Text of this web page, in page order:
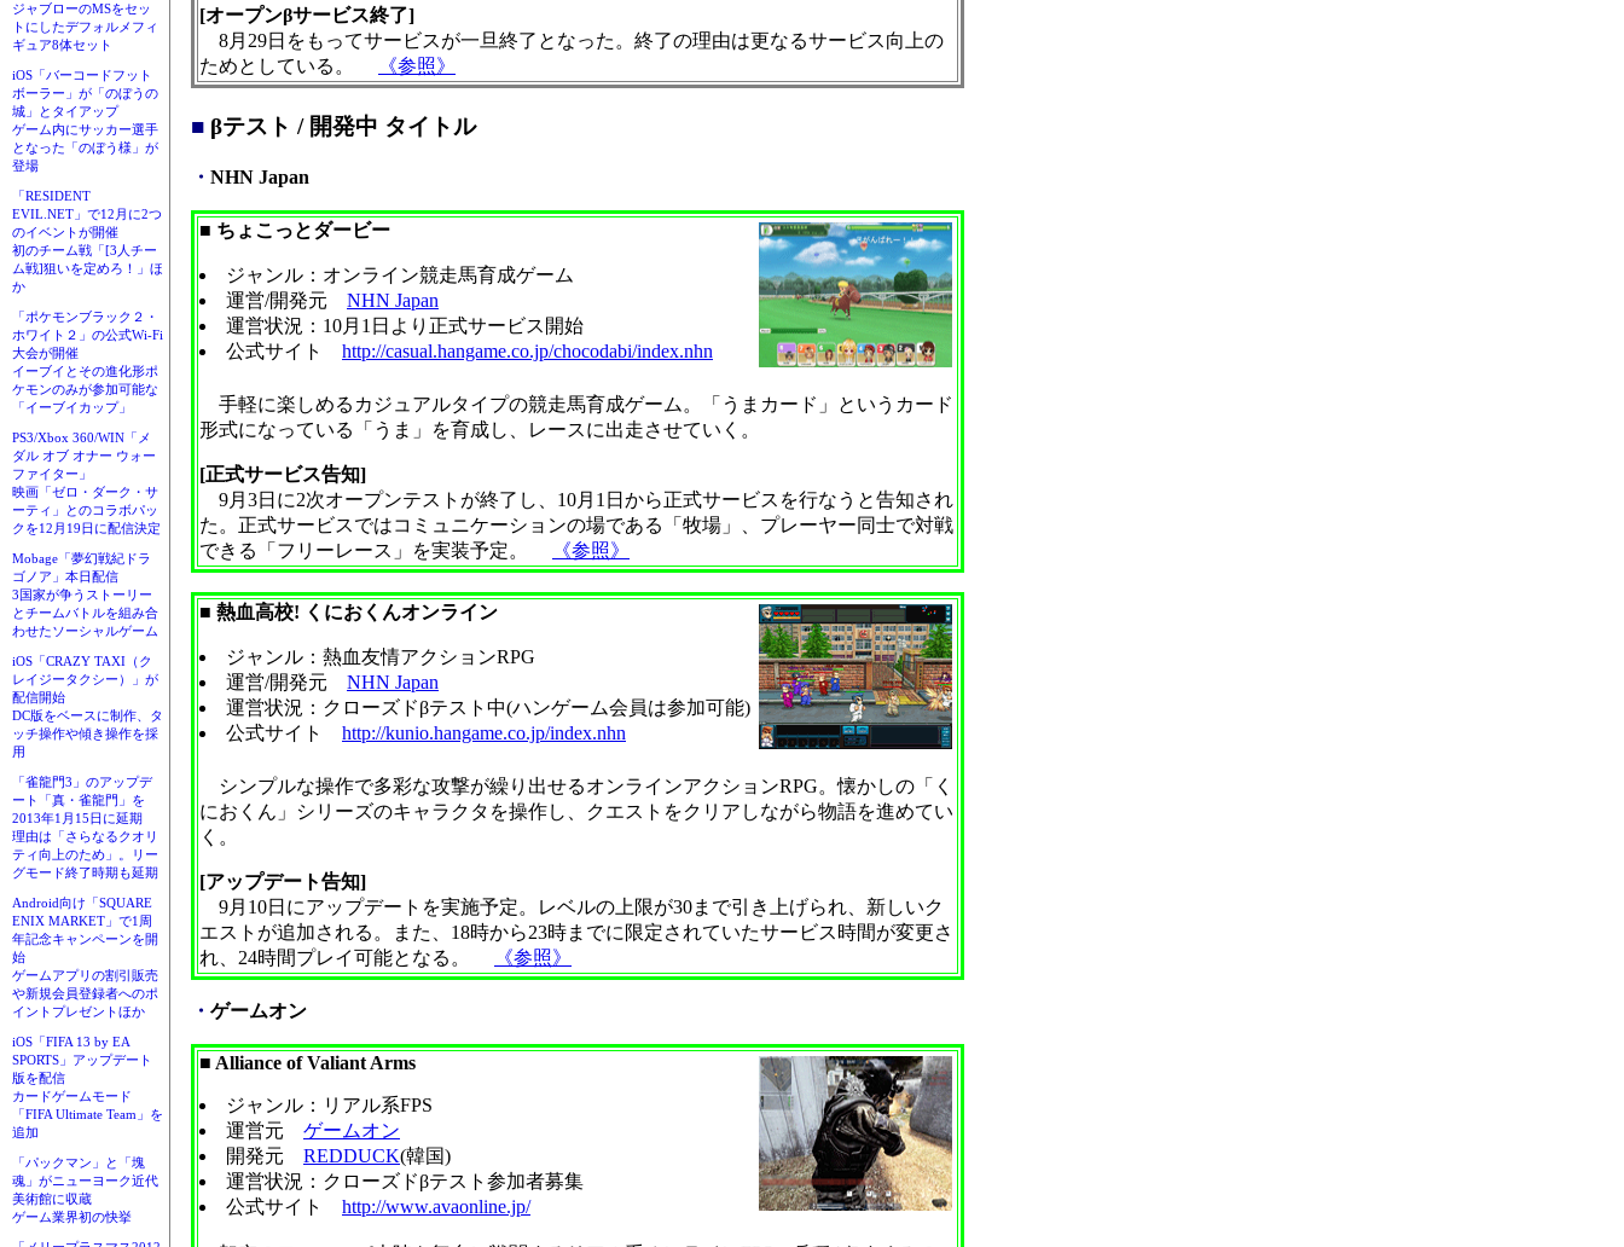
ジャブローのMSをセッ
トにしたデフォルメフィ
ギュア8体セット
iOS「バーコードフット
ボーラー」が「のぼうの
城」とタイアップ
ゲーム内にサッカー選手
となった「のぼう様」が
登場
「RESIDENT
EVIL.NET」で12月に2つ
のイベントが開催
初のチーム戦「[3人チー
ム戦]狙いを定めろ！」ほ
か
「ポケモンブラック２・
ホワイト２」の公式Wi-Fi
大会が開催
イーブイとその進化形ポ
ケモンのみが参加可能な
「イーブイカップ」
PS3/Xbox 360/WIN「メ
ダル オブ オナー ウォー
ファイター」
映画「ゼロ・ダーク・サ
ーティ」とのコラボパッ
クを12月19日に配信決定
Mobage「夢幻戦紀ドラ
ゴノア」本日配信
3国家が争うストーリー
とチームバトルを組み合
わせたソーシャルゲーム
iOS「CRAZY TAXI（ク
レイジータクシー）」が
配信開始
DC版をベースに制作、タ
ッチ操作や傾き操作を採
用
「雀龍門3」のアップデ
ート「真・雀龍門」を
2013年1月15日に延期
理由は「さらなるクオリ
ティ向上のため」。リー
グモード終了時期も延期
Android向け「SQUARE
ENIX MARKET」で1周
年記念キャンペーンを開
始
ゲームアプリの割引販売
や新規会員登録者へのポ
イントプレゼントほか
iOS「FIFA 13 by EA
SPORTS」アップデート
版を配信
カードゲームモード
「FIFA Ultimate Team」を
追加
「パックマン」と「塊
魂」がニューヨーク近代
美術館に収蔵
ゲーム業界初の快挙
[オープンβサービス終了]
8月29日をもってサービスが一旦終了となった。終了の理由は更なるサービス向上の
ためとしている。
《参照》
■ βテスト / 開発中 タイトル
・ NHN Japan
■ ちょこっとダービー
ジャンル：オンライン競走馬育成ゲーム
運営/開発元 NHN Japan
運営状況：10月1日より正式サービス開始
公式サイト http://casual.hangame.co.jp/chocodabi/index.nhn
手軽に楽しめるカジュアルタイプの競走馬育成ゲーム。「うまカード」というカード
形式になっている「うま」を育成し、レースに出走させていく。
[正式サービス告知]
9月3日に2次オープンテストが終了し、10月1日から正式サービスを行なうと告知され
た。正式サービスではコミュニケーションの場である「牧場」、プレーヤー同士で対戦
できる「フリーレース」を実装予定。
《参照》
■ 熱血高校! くにおくんオンライン
ジャンル：熱血友情アクションRPG
運営/開発元 NHN Japan
運営状況：クローズドβテスト中(ハンゲーム会員は参加可能)
公式サイト http://kunio.hangame.co.jp/index.nhn
シンプルな操作で多彩な攻撃が繰り出せるオンラインアクションRPG。懐かしの「く
におくん」シリーズのキャラクタを操作し、クエストをクリアしながら物語を進めてい
く。
[アップデート告知]
9月10日にアップデートを実施予定。レベルの上限が30まで引き上げられ、新しいク
エストが追加される。また、18時から23時までに限定されていたサービス時間が変更さ
れ、24時間プレイ可能となる。
《参照》
・ ゲームオン
■ Alliance of Valiant Arms
ジャンル：リアル系FPS
運営元 ゲームオン
開発元 REDDUCK(韓国)
運営状況：クローズドβテスト参加者募集
公式サイト http://www.avaonline.jp/